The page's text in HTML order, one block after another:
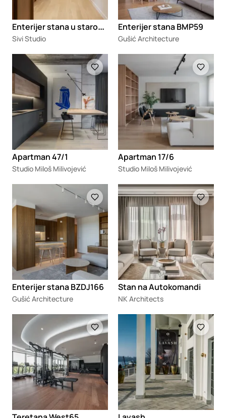
E
nterijer stana u starom delu Novog Sada
Sivi Studio
Enterijer stana BMP59
Gušić Architecture
Loading
Apartman 47/1
Studio Miloš Milivojević
Apartman 17/6
Studio Miloš Milivojević
Enterijer stana BZDJ166
Gušić Architecture
Loading
Stan na Autokomandi
NK Architects
Loading